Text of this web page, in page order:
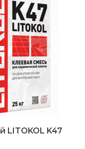
LITOKOL K47